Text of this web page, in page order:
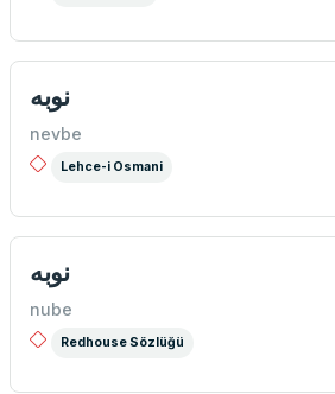
نوبه
nevbe
Lehce-i Osmani
نوبه
nube
Redhouse Sözlüğü